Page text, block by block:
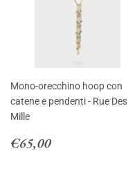
Mono-orecchino hoop con
catene e pendenti - Rue Des
Mille
Regular
price
€65,00€65,00